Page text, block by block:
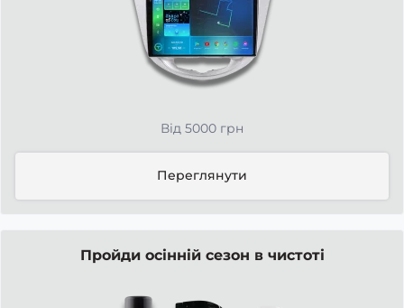
Від 5000 грн
Переглянути
Пройди осінній сезон в чистоті